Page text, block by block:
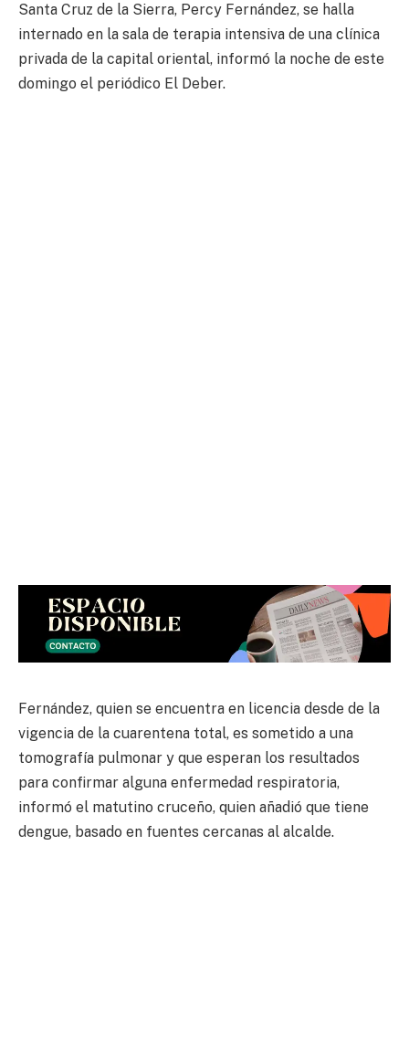
Santa Cruz de la Sierra, Percy Fernández, se halla
internado en la sala de terapia intensiva de una clínica
privada de la capital oriental, informó la noche de este
domingo el periódico El Deber.
Fernández, quien se encuentra en licencia desde de la
vigencia de la cuarentena total, es sometido a una
tomografía pulmonar y que esperan los resultados
para confirmar alguna enfermedad respiratoria,
informó el matutino cruceño, quien añadió que tiene
dengue, basado en fuentes cercanas al alcalde.